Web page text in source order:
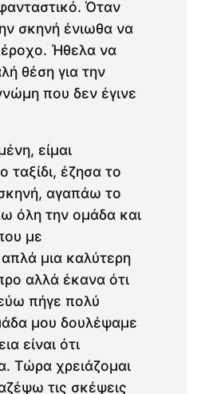
Όταν
σκηνή ένιωθα να
Ήθελα να
θέση για την
που δεν έγινε
είμαι
ταξίδι, έζησα το
αγαπάω το
όλη την ομάδα και
με
μια καλύτερη
αλλά έκανα ότι
πήγε πολύ
μου δουλέψαμε
είναι ότι
Τώρα χρειάζομαι
τις σκέψεις